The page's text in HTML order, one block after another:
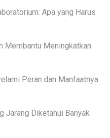
Apa yang Harus
Membantu Meningkatkan
Peran dan Manfaatnya
Jarang Diketahui Banyak